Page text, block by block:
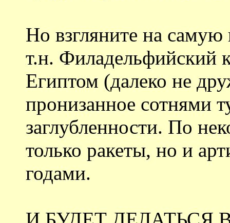
Но взгляните на самую
т.н. Филадельфийский
Египтом (далеко не
пронизанное сотнями
заглубленности. По
только ракеты, но и
годами.